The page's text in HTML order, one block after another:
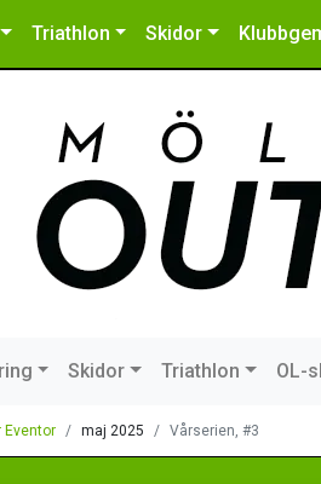
Triathlon Skidor
Skidor Triathlon OL-
Eventor maj 2025 Vårserien, #3